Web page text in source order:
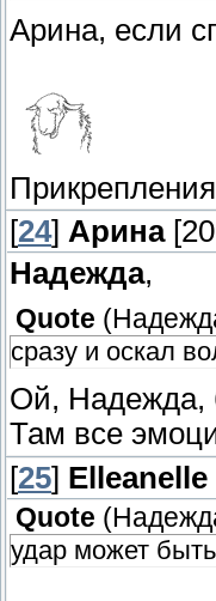
Арина, если
[24] Арина
Надежда,
Quote (
сразу и оскал
Ой, Надежда,
Там все
[25] Elleanelle
Quote (
удар может